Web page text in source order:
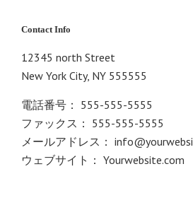
Contact Info
12345 north Street
New York City, NY 555555
電話番号： 555-555-5555
ファックス： 555-555-5555
メールアドレス：
ウェブサイト： Yourwebsite.com